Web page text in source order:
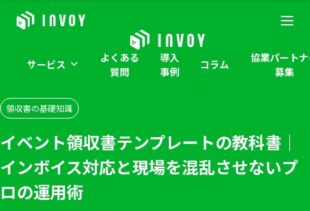
サービス
よくある
質問
導入
事例
コラム
協業パート
募集
領収書の基礎知識
イベント領収書テンプレートの教科書｜
インボイス対応と現場を混乱させないプ
ロの運用術